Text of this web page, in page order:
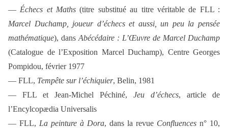
— Échecs et Maths (titre substitué au titre véritable de FLL :
Marcel Duchamp, joueur d’échecs et aussi, un peu la pensée
mathématique), dans Abécédaire : L’Œuvre de Marcel Duchamp
(Catalogue de l’Exposition Marcel Duchamp), Centre Georges
Pompidou, février 1977
— FLL, Tempête sur l’échiquier, Belin, 1981
— FLL et Jean-Michel Péchiné, Jeu d’échecs, article de
l’Encylcopædia Universalis
— FLL, La peinture à Dora, dans la revue Confluences n° 10,